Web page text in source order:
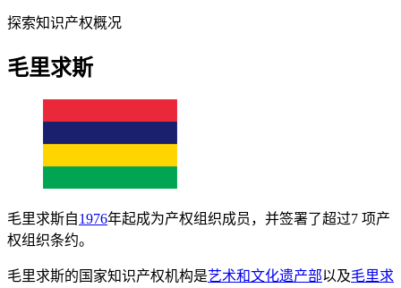
探索知识产权概况
毛里求斯
毛里求斯自1976年起成为产权组织成员，并签署了超过7 项产
权组织条约。
毛里求斯的国家知识产权机构是艺术和文化遗产部以及毛里求